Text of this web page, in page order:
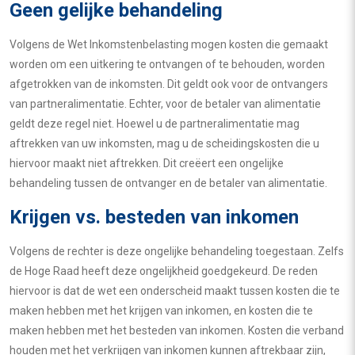
Geen gelijke behandeling
Volgens de Wet Inkomstenbelasting mogen kosten die gemaakt
worden om een uitkering te ontvangen of te behouden, worden
afgetrokken van de inkomsten. Dit geldt ook voor de ontvangers
van partneralimentatie. Echter, voor de betaler van alimentatie
geldt deze regel niet. Hoewel u de partneralimentatie mag
aftrekken van uw inkomsten, mag u de scheidingskosten die u
hiervoor maakt niet aftrekken. Dit creëert een ongelijke
behandeling tussen de ontvanger en de betaler van alimentatie.
Krijgen vs. besteden van inkomen
Volgens de rechter is deze ongelijke behandeling toegestaan. Zelfs
de Hoge Raad heeft deze ongelijkheid goedgekeurd. De reden
hiervoor is dat de wet een onderscheid maakt tussen kosten die te
maken hebben met het krijgen van inkomen, en kosten die te
maken hebben met het besteden van inkomen. Kosten die verband
houden met het verkrijgen van inkomen kunnen aftrekbaar zijn,